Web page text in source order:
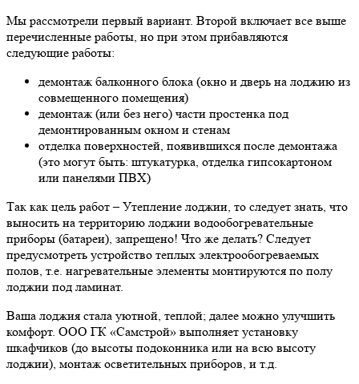
Мы рассмотрели первый вариант. Второй включает все выше
перечисленные работы, но при этом прибавляются
следующие работы:
демонтаж балконного блока (окно и дверь на лоджию из
совмещенного помещения)
демонтаж (или без него) части простенка под
демонтированным окном и стенам
отделка поверхностей, появившихся после демонтажа
(это могут быть: штукатурка, отделка гипсокартоном
или панелями ПВХ)
Так как цель работ – Утепление лоджии, то следует знать, что
выносить на территорию лоджии водообогревательные
приборы (батареи), запрещено! Что же делать? Следует
предусмотреть устройство теплых электрообогреваемых
полов, т.е. нагревательные элементы монтируются по полу
лоджии под ламинат.
Ваша лоджия стала уютной, теплой; далее можно улучшить
комфорт. ООО ГК «Самстрой» выполняет установку
шкафчиков (до высоты подоконника или на всю высоту
лоджии), монтаж осветительных приборов, и т.д.